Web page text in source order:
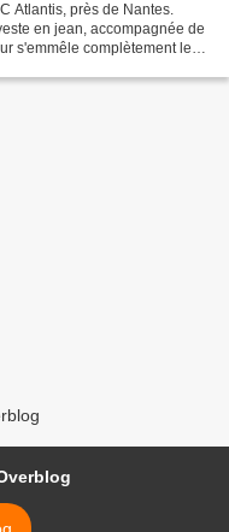
Atlantis, près de Nantes.
en jean, accompagnée de
s'emmêle complètement les